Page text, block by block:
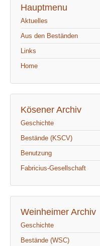
Hauptmenu
Aktuelles
Aus den Beständen
Links
Home
Kösener Archiv
Geschichte
Bestände (KSCV)
Benutzung
Fabricius-Gesellschaft
Weinheimer Archiv
Geschichte
Bestände (WSC)